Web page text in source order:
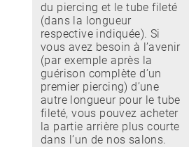
du piercing et le tube fileté
(dans la longueur
respective indiquée). Si
vous avez besoin à l’avenir
(par exemple après la
guérison complète d’un
premier piercing) d’une
autre longueur pour le tube
fileté, vous pouvez acheter
la partie arrière plus courte
dans l’un de nos salons.